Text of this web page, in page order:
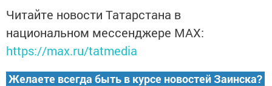
Читайте новости Татарстана в
национальном мессенджере MАХ:
https://max.ru/tatmedia
Желаете всегда быть в курсе новостей Заинска?